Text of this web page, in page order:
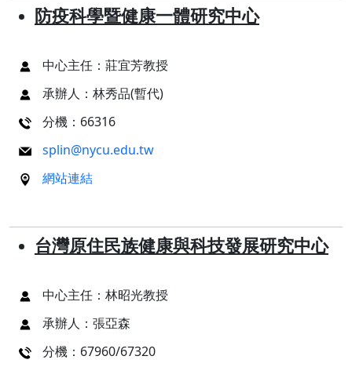
防疫科學暨健康一體研究中心
中心主任：莊宜芳教授
承辦人：林秀品(暫代)
分機：66316
splin@nycu.edu.tw
網站連結
台灣原住民族健康與科技發展研究中心
中心主任：林昭光教授
承辦人：張亞森
分機：67960/67320